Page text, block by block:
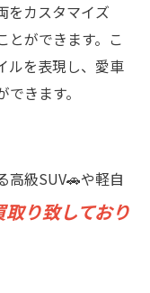
をカスタマイズ
とができます。こ
ルを表現し、愛車
きます。
高級SUV🚗や軽自
取り致しており